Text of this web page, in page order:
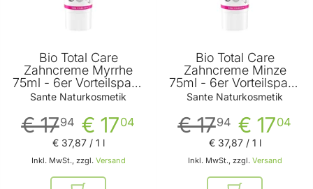
Bio Total Care
Zahncreme Myrrhe
75ml - 6er Vorteilspack
von Sante
Sante Naturkosmetik
€ 1704
€ 1794
Inkl. MwSt., zzgl. Versand
€ 37,87/ 1 l
Bio Total Care
Zahncreme Minze
75ml - 6er Vorteilspack
von Sante
Sante Naturkosmetik
€ 1704
€ 1794
Inkl. MwSt., zzgl. Versand
€ 37,87/ 1 l